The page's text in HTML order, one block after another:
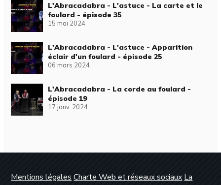
L'Abracadabra - L'astuce - La carte et le
foulard - épisode 35
15 mai 2024
L'Abracadabra - L'astuce - Apparition
éclair d'un foulard - épisode 25
06 mars 2024
L'Abracadabra - La corde au foulard -
épisode 19
17 janv. 2024
Mentions légales Charte Web et réseaux sociaux La